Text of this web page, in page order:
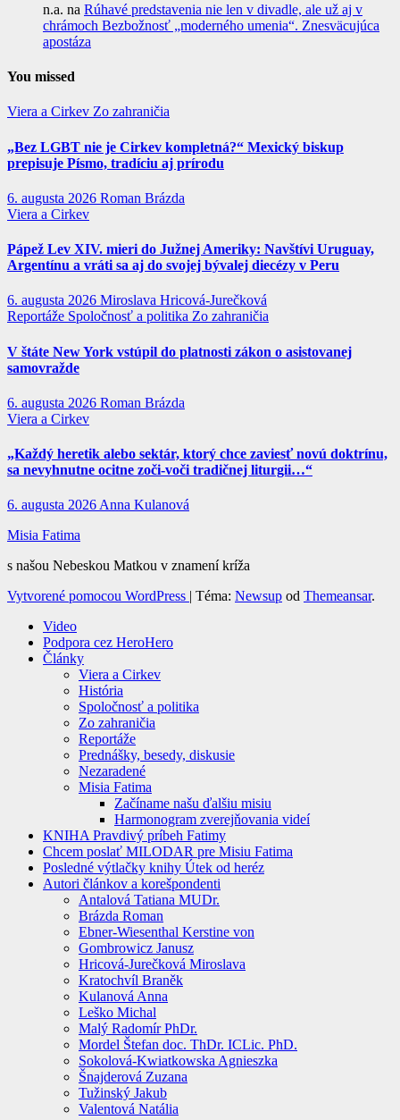
n.a. na Rúhavé predstavenia nie len v divadle, ale už aj v
chrámoch Bezbožnosť „moderného umenia“. Znesväcujúca
apostáza
You missed
Viera a Cirkev Zo zahraničia
„Bez LGBT nie je Cirkev kompletná?“ Mexický biskup
prepisuje Písmo, tradíciu aj prírodu
6. augusta 2026 Roman Brázda
Viera a Cirkev
Pápež Lev XIV. mieri do Južnej Ameriky: Navštívi Uruguay,
Argentínu a vráti sa aj do svojej bývalej diecézy v Peru
6. augusta 2026 Miroslava Hricová-Jurečková
Reportáže Spoločnosť a politika Zo zahraničia
V štáte New York vstúpil do platnosti zákon o asistovanej
samovražde
6. augusta 2026 Roman Brázda
Viera a Cirkev
„Každý heretik alebo sektár, ktorý chce zaviesť novú doktrínu,
sa nevyhnutne ocitne zoči-voči tradičnej liturgii…“
6. augusta 2026Anna Kulanová
Misia Fatima
s našou Nebeskou Matkou v znamení kríža
Vytvorené pomocou WordPress | Téma: Newsup od Themeansar.
Video
Podpora cez HeroHero
Články
Viera a Cirkev
História
Spoločnosť a politika
Zo zahraničia
Reportáže
Prednášky, besedy, diskusie
Nezaradené
Misia Fatima
Začíname našu ďalšiu misiu
Harmonogram zverejňovania videí
KNIHA Pravdivý príbeh Fatimy
Chcem poslať MILODAR pre Misiu Fatima
Posledné výtlačky knihy Útek od heréz
Autori článkov a korešpondenti
Antalová Tatiana MUDr.
Brázda Roman
Ebner-Wiesenthal Kerstine von
Gombrowicz Janusz
Hricová-Jurečková Miroslava
Kratochvíl Braněk
Kulanová Anna
Leško Michal
Malý Radomír PhDr.
Mordel Štefan doc. ThDr. ICLic. PhD.
Sokolová-Kwiatkowska Agnieszka
Šnajderová Zuzana
Tužinský Jakub
Valentová Natália